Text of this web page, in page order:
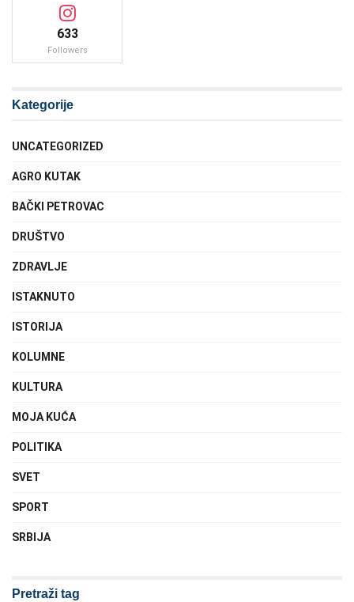
633
Followers
Kategorije
UNCATEGORIZED
AGRO KUTAK
BAČKI PETROVAC
DRUŠTVO
ZDRAVLJE
ISTAKNUTO
ISTORIJA
KOLUMNE
KULTURA
MOJA KUĆA
POLITIKA
SVET
SPORT
SRBIJA
Pretraži tag